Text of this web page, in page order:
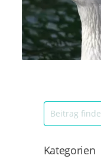
Kategorien